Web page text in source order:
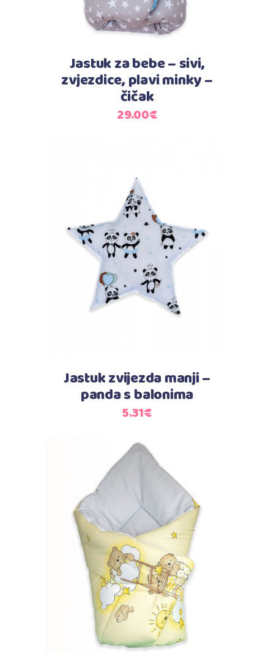
Jastuk za bebe – sivi,
zvjezdice, plavi minky –
čičak
29.00€
Dodaj u košaricu
Jastuk zvijezda manji –
panda s balonima
5.31€
Dodaj u košaricu